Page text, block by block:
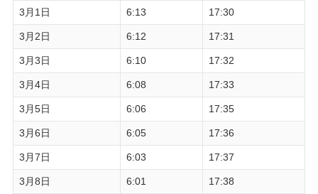
3月1日 6:13 17:30
3月2日 6:12 17:31
3月3日 6:10 17:32
3月4日 6:08 17:33
3月5日 6:06 17:35
3月6日 6:05 17:36
3月7日 6:03 17:37
3月8日 6:01 17:38